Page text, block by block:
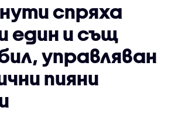
спряха
един и същ
управляван
пияни